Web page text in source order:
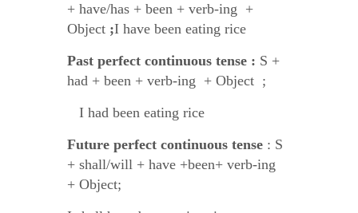
+ have/has + been + verb-ing +
Object ;I have been eating rice
Past perfect continuous tense : S +
had + been + verb-ing + Object ;
I had been eating rice
Future perfect continuous tense : S
+ shall/will + have +been+ verb-ing
+ Object;